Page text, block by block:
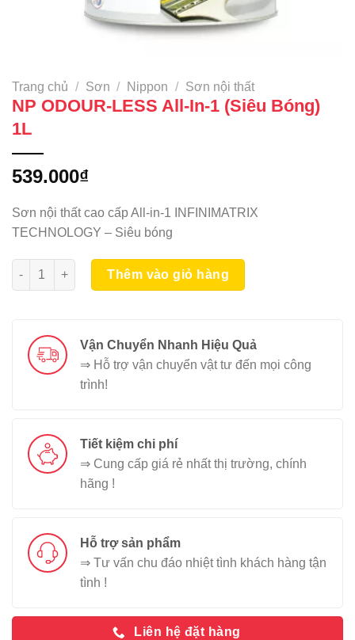
Trang chủ / Sơn / Nippon / Sơn nội thất
NP ODOUR-LESS All-In-1 (Siêu Bóng)
1L
539.000₫
Sơn nội thất cao cấp All-in-1 INFINIMATRIX
TECHNOLOGY – Siêu bóng
NP ODOUR-LESS All-In-1 (Siêu Bóng) 1L số lượng
Thêm vào giỏ hàng
Vận Chuyển Nhanh Hiệu Quả
⇒ Hỗ trợ vận chuyển vật tư đến mọi công
trình!
Tiết kiệm chi phí
⇒ Cung cấp giá rẻ nhất thị trường, chính
hãng !
Hỗ trợ sản phẩm
⇒ Tư vấn chu đáo nhiệt tình khách hàng tận
tình !
Liên hệ đặt hàng